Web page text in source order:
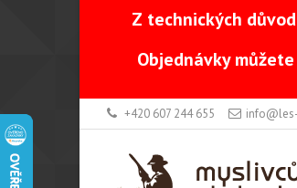
Z technických
Objednávky
+420 607 244 655